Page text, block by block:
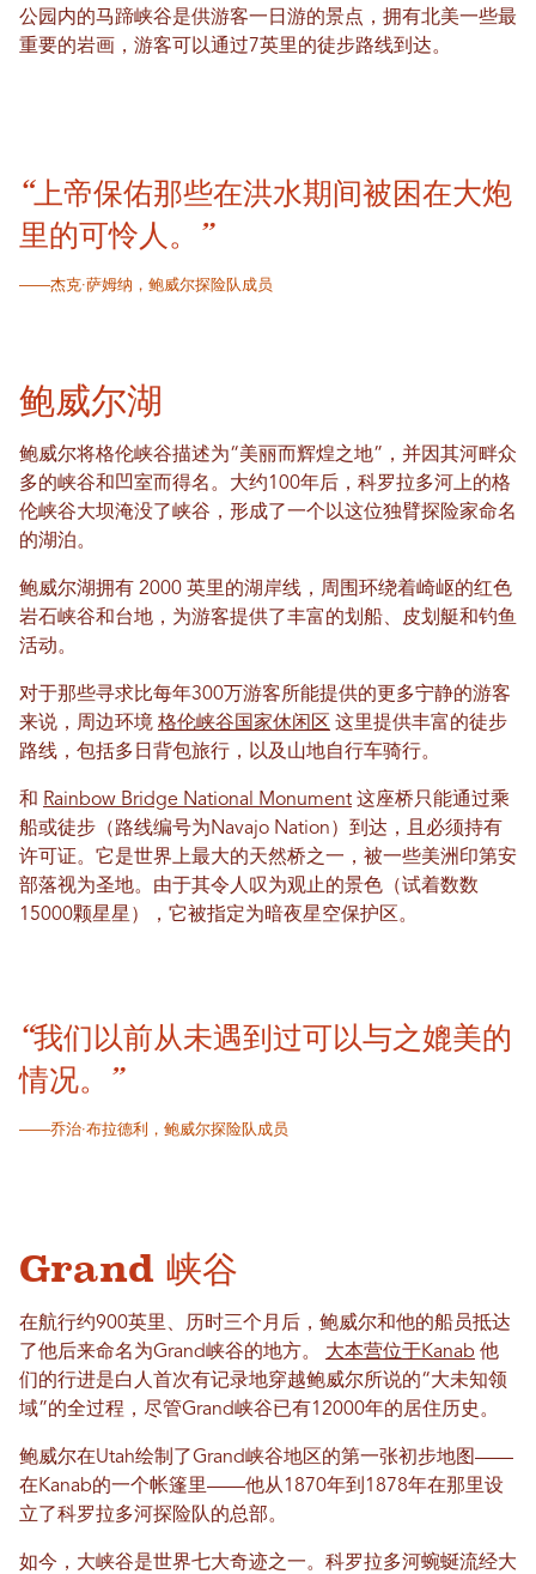
公园内的马蹄峡谷是供游客一日游的景点，拥有北美一些最
重要的岩画，游客可以通过7英里的徒步路线到达。
“上帝保佑那些在洪水期间被困在大炮
里的可怜人。”
——杰克·萨姆纳，鲍威尔探险队成员
鲍威尔湖
鲍威尔将格伦峡谷描述为“美丽而辉煌之地”，并因其河畔众
多的峡谷和凹室而得名。大约100年后，科罗拉多河上的格
伦峡谷大坝淹没了峡谷，形成了一个以这位独臂探险家命名
的湖泊。
鲍威尔湖拥有 2000 英里的湖岸线，周围环绕着崎岖的红色
岩石峡谷和台地，为游客提供了丰富的划船、皮划艇和钓鱼
活动。
对于那些寻求比每年300万游客所能提供的更多宁静的游客
来说，周边环境 格伦峡谷国家休闲区 这里提供丰富的徒步
路线，包括多日背包旅行，以及山地自行车骑行。
和 Rainbow Bridge National Monument 这座桥只能通过乘
船或徒步（路线编号为Navajo Nation）到达，且必须持有
许可证。它是世界上最大的天然桥之一，被一些美洲印第安
部落视为圣地。由于其令人叹为观止的景色（试着数数
15000颗星星），它被指定为暗夜星空保护区。
“我们以前从未遇到过可以与之媲美的
情况。”
——乔治·布拉德利，鲍威尔探险队成员
Grand 峡谷
在航行约900英里、历时三个月后，鲍威尔和他的船员抵达
了他后来命名为Grand峡谷的地方。 大本营位于Kanab 他
们的行进是白人首次有记录地穿越鲍威尔所说的“大未知领
域”的全过程，尽管Grand峡谷已有12000年的居住历史。
鲍威尔在Utah绘制了Grand峡谷地区的第一张初步地图——
在Kanab的一个帐篷里——他从1870年到1878年在那里设
立了科罗拉多河探险队的总部。
如今，大峡谷是世界七大奇迹之一。科罗拉多河蜿蜒流经大